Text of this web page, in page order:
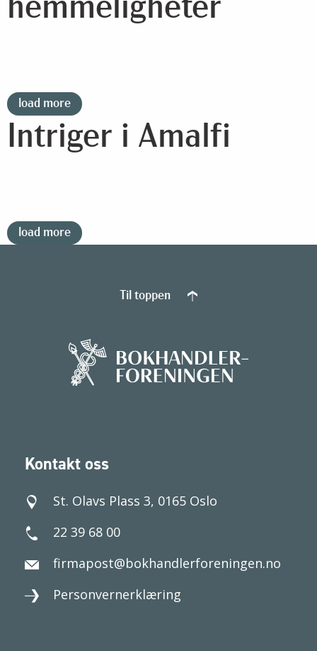
hemmeligheter
load more
Intriger i Amalfi
load more
Kontakt oss
St. Olavs Plass 3, 0165 Oslo
22 39 68 00
firmapost@bokhandlerforeningen.no
Personvernerklæring
Til toppen